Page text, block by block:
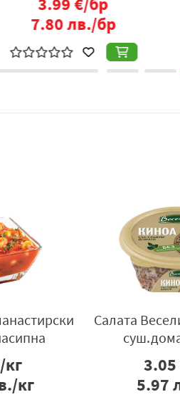
Производител :
,www.salati-
кг
кг
Салата
3.05
5.97